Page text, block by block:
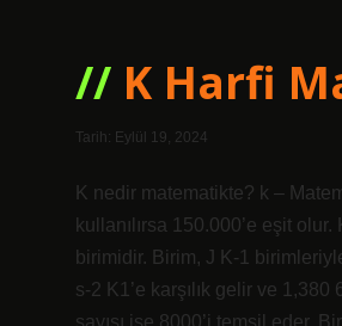
K Harfi
Tarih: Eylül 19, 2024
K nedir matematikte? k –
kullanılırsa 150.000’e eşit
birimidir. Birim, J K-1
s-2 K1’e karşılık gelir ve 1,380
sayısı ise 8000’i temsil eder.